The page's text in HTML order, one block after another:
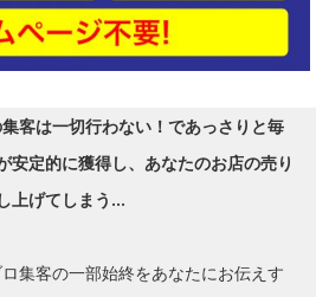
客は一切行わない！であっさりと毎
安定的に獲得し、あなたのお店の売り
上げてしまう…
集客の一部始終をあなたにお伝えす